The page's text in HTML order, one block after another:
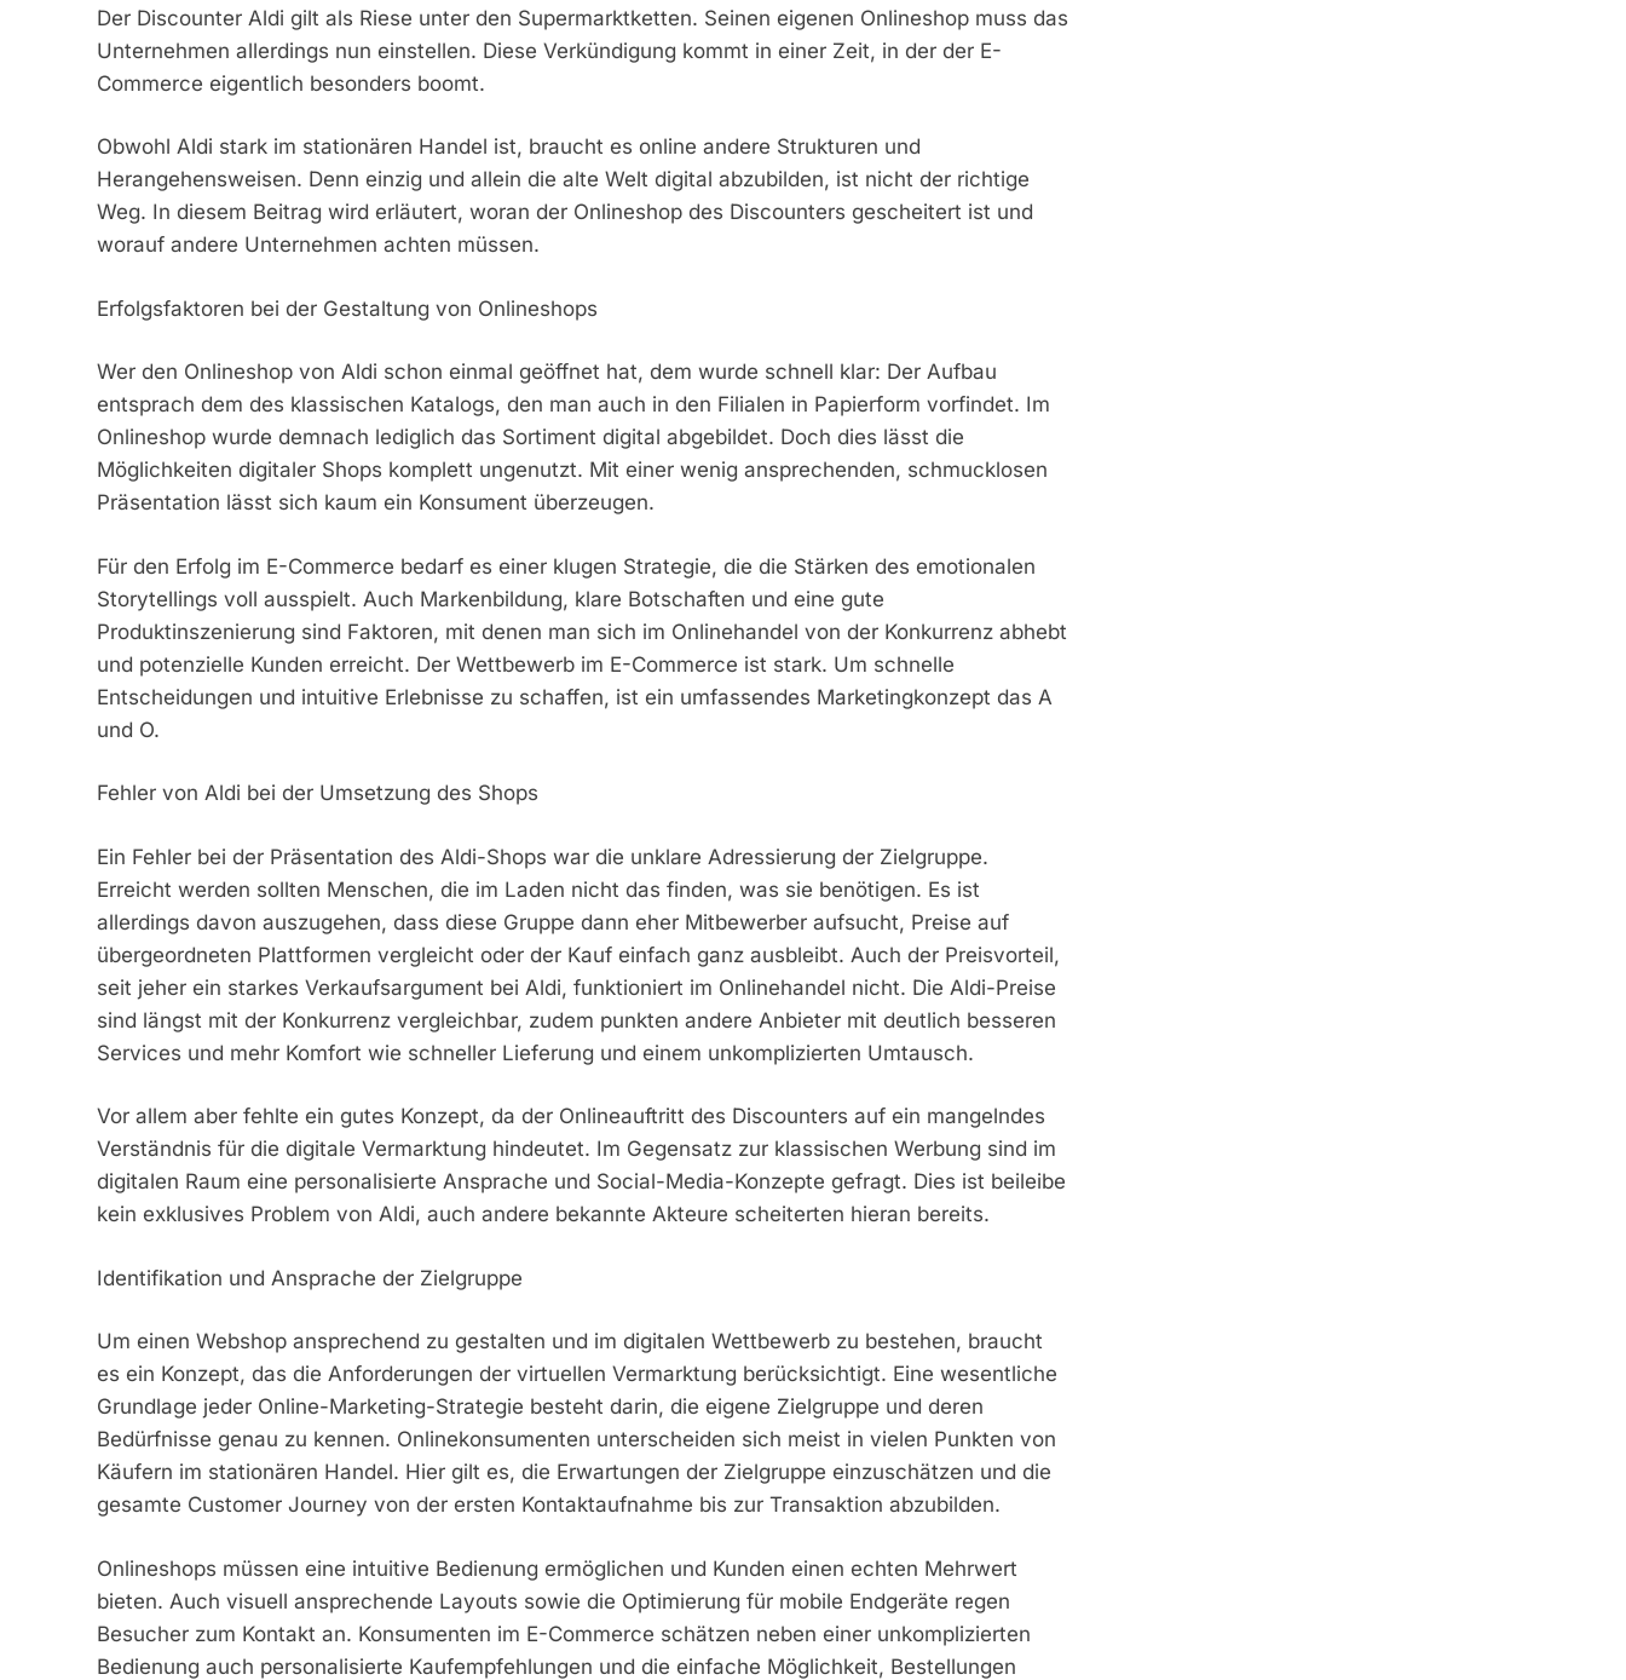
Der Discounter Aldi gilt als Riese unter den Supermarktketten. Seinen eigenen Onlineshop muss das
Unternehmen allerdings nun einstellen. Diese Verkündigung kommt in einer Zeit, in der der E-
Commerce eigentlich besonders boomt.
Obwohl Aldi stark im stationären Handel ist, braucht es online andere Strukturen und
Herangehensweisen. Denn einzig und allein die alte Welt digital abzubilden, ist nicht der richtige
Weg. In diesem Beitrag wird erläutert, woran der Onlineshop des Discounters gescheitert ist und
worauf andere Unternehmen achten müssen.
Erfolgsfaktoren bei der Gestaltung von Onlineshops
Wer den Onlineshop von Aldi schon einmal geöffnet hat, dem wurde schnell klar: Der Aufbau
entsprach dem des klassischen Katalogs, den man auch in den Filialen in Papierform vorfindet. Im
Onlineshop wurde demnach lediglich das Sortiment digital abgebildet. Doch dies lässt die
Möglichkeiten digitaler Shops komplett ungenutzt. Mit einer wenig ansprechenden, schmucklosen
Präsentation lässt sich kaum ein Konsument überzeugen.
Für den Erfolg im E-Commerce bedarf es einer klugen Strategie, die die Stärken des emotionalen
Storytellings voll ausspielt. Auch Markenbildung, klare Botschaften und eine gute
Produktinszenierung sind Faktoren, mit denen man sich im Onlinehandel von der Konkurrenz abhebt
und potenzielle Kunden erreicht. Der Wettbewerb im E-Commerce ist stark. Um schnelle
Entscheidungen und intuitive Erlebnisse zu schaffen, ist ein umfassendes Marketingkonzept das A
und O.
Fehler von Aldi bei der Umsetzung des Shops
Ein Fehler bei der Präsentation des Aldi-Shops war die unklare Adressierung der Zielgruppe.
Erreicht werden sollten Menschen, die im Laden nicht das finden, was sie benötigen. Es ist
allerdings davon auszugehen, dass diese Gruppe dann eher Mitbewerber aufsucht, Preise auf
übergeordneten Plattformen vergleicht oder der Kauf einfach ganz ausbleibt. Auch der Preisvorteil,
seit jeher ein starkes Verkaufsargument bei Aldi, funktioniert im Onlinehandel nicht. Die Aldi-Preise
sind längst mit der Konkurrenz vergleichbar, zudem punkten andere Anbieter mit deutlich besseren
Services und mehr Komfort wie schneller Lieferung und einem unkomplizierten Umtausch.
Vor allem aber fehlte ein gutes Konzept, da der Onlineauftritt des Discounters auf ein mangelndes
Verständnis für die digitale Vermarktung hindeutet. Im Gegensatz zur klassischen Werbung sind im
digitalen Raum eine personalisierte Ansprache und Social-Media-Konzepte gefragt. Dies ist beileibe
kein exklusives Problem von Aldi, auch andere bekannte Akteure scheiterten hieran bereits.
Identifikation und Ansprache der Zielgruppe
Um einen Webshop ansprechend zu gestalten und im digitalen Wettbewerb zu bestehen, braucht
es ein Konzept, das die Anforderungen der virtuellen Vermarktung berücksichtigt. Eine wesentliche
Grundlage jeder Online-Marketing-Strategie besteht darin, die eigene Zielgruppe und deren
Bedürfnisse genau zu kennen. Onlinekonsumenten unterscheiden sich meist in vielen Punkten von
Käufern im stationären Handel. Hier gilt es, die Erwartungen der Zielgruppe einzuschätzen und die
gesamte Customer Journey von der ersten Kontaktaufnahme bis zur Transaktion abzubilden.
Onlineshops müssen eine intuitive Bedienung ermöglichen und Kunden einen echten Mehrwert
bieten. Auch visuell ansprechende Layouts sowie die Optimierung für mobile Endgeräte regen
Besucher zum Kontakt an. Konsumenten im E-Commerce schätzen neben einer unkomplizierten
Bedienung auch personalisierte Kaufempfehlungen und die einfache Möglichkeit, Bestellungen